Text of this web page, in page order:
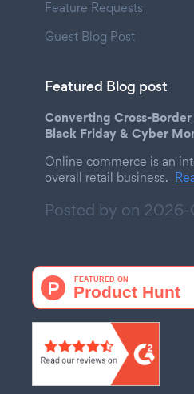
Feature Requests
Guest Blog Post
Featured Blog post
Converting Cross-
Black Friday & Cyber
Online commerce is an
overall retail business.
Posted by on